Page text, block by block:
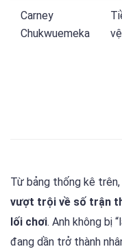
Carney
Chukwuemeka
vệ
Từ bảng thống kê
vượt trội về số trận
lối chơi. Anh không bị
đang dần trở thành